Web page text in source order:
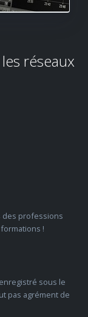
réseaux
des professions
!
sous le
pas agrément de